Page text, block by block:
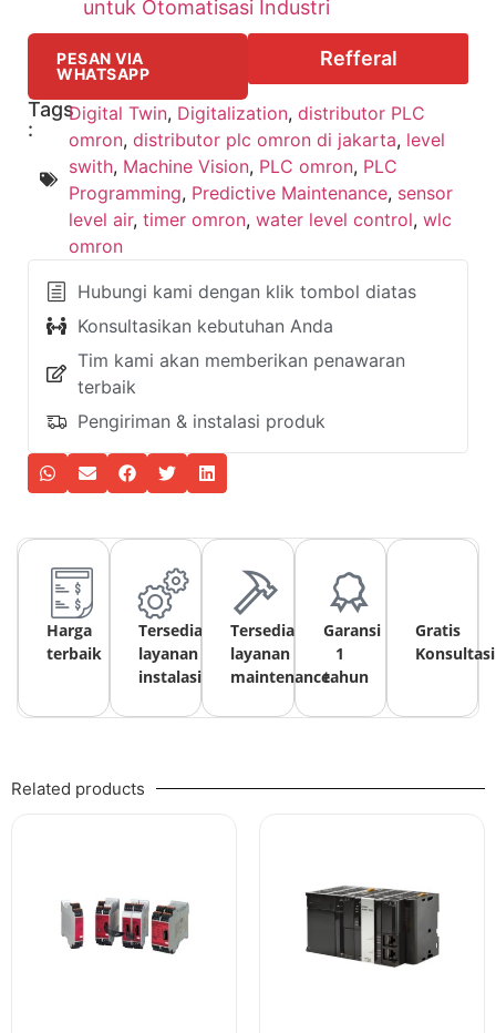
untuk Otomatisasi Industri
PESAN VIA
WHATSAPP
Refferal
Tags
:
Digital Twin, Digitalization,distributor PLC
omron,distributor plc omron di jakarta, level
swith, Machine Vision, PLC omron, PLC
Programming, Predictive Maintenance, sensor
level air,timer omron,water level control,wlc
omron
Hubungi kami dengan klik tombol diatas
Konsultasikan kebutuhan Anda
Tim kami akan memberikan penawaran
terbaik
Pengiriman & instalasi produk
Harga
terbaik
Tersedia
layanan
instalasi
Tersedia
layanan
maintenance
Garansi
1
tahun
Gratis
Konsultasi
Related products